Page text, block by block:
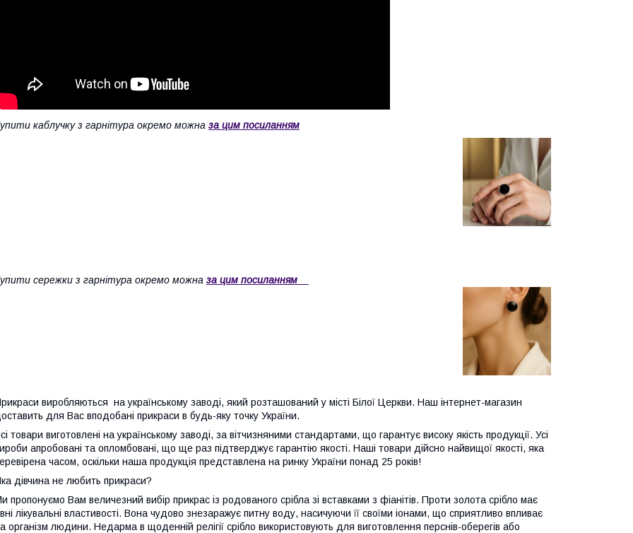
каблучку з гарнітура окремо можна за цим посиланням
сережки з гарнітура окремо можна за цим посиланням
виробляються на українському заводі, який розташований у місті Білої Церкви. Наш інтернет-магазин
для Вас вподобані прикраси в будь-яку точку України.
товари виготовлені на українському заводі, за вітчизняними стандартами, що гарантує високу якість продукції. Усі
апробовані та опломбовані, що ще раз підтверджує гарантію якості. Наші товари дійсно найвищої якості, яка
часом, оскільки наша продукція представлена на ринку України понад 25 років!
дівчина не любить прикраси?
пропонуємо Вам величезний вибір прикрас із родованого срібла зі вставками з фіанітів. Проти золота срібло має
лікувальні властивості. Вона чудово знезаражує питну воду, насичуючи її своїми іонами, що сприятливо впливає
організм людини. Недарма в щоденній релігії срібло використовують для виготовлення перснів-оберегів або